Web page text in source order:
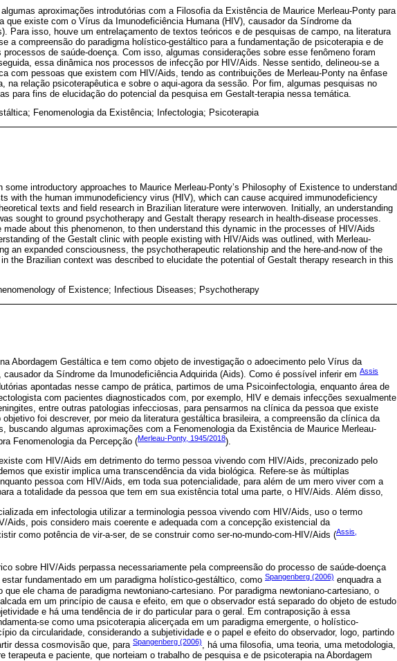
aproximações introdutórias com a Filosofia da Existência de Maurice Merleau-Ponty para
que existe com o Vírus da Imunodeficiência Humana (HIV), causador da Síndrome da
Para isso, houve um entrelaçamento de textos teóricos e de pesquisas de campo, na literatura
a compreensão do paradigma holístico-gestáltico para a fundamentação de psicoterapia e de
de saúde-doença. Com isso, algumas considerações sobre esse fenômeno foram
essa dinâmica nos processos de infecção por HIV/Aids. Nesse sentido, delineou-se a
com pessoas que existem com HIV/Aids, tendo as contribuições de Merleau-Ponty na ênfase
na relação psicoterapêutica e sobre o aqui-agora da sessão. Por fim, algumas pesquisas no
para fins de elucidação do potencial da pesquisa em Gestalt-terapia nessa temática.
Fenomenologia da Existência; Infectologia; Psicoterapia
introductory approaches to Maurice Merleau-Ponty’s Philosophy of Existence to understand
with the human immunodeficiency virus (HIV), which can cause acquired immunodeficiency
texts and field research in Brazilian literature were interwoven. Initially, an understanding
sought to ground psychotherapy and Gestalt therapy research in health-disease processes.
about this phenomenon, to then understand this dynamic in the processes of HIV/Aids
of the Gestalt clinic with people existing with HIV/Aids was outlined, with Merleau-
an expanded consciousness, the psychotherapeutic relationship and the here-and-now of the
the Brazilian context was described to elucidate the potential of Gestalt therapy research in this
of Existence; Infectious Diseases; Psychotherapy
Abordagem Gestáltica e tem como objeto de investigação o adoecimento pelo Vírus da
causador da Síndrome da Imunodeficiência Adquirida (Aids). Como é possível inferir em Assis
apontadas nesse campo de prática, partimos de uma Psicoinfectologia, enquanto área de
com pacientes diagnosticados com, por exemplo, HIV e demais infecções sexualmente
entre outras patologias infecciosas, para pensarmos na clínica da pessoa que existe
foi descrever, por meio da literatura gestáltica brasileira, a compreensão da clínica da
buscando algumas aproximações com a Fenomenologia da Existência de Maurice Merleau-
Fenomenologia da Percepção (Merleau-Ponty, 1945/2018).
com HIV/Aids em detrimento do termo pessoa vivendo com HIV/Aids, preconizado pelo
que existir implica uma transcendência da vida biológica. Refere-se às múltiplas
pessoa com HIV/Aids, em toda sua potencialidade, para além de um mero viver com a
a totalidade da pessoa que tem em sua existência total uma parte, o HIV/Aids. Além disso,
em infectologia utilizar a terminologia pessoa vivendo com HIV/Aids, uso o termo
Aids, pois considero mais coerente e adequada com a concepção existencial da
como potência de vir-a-ser, de se construir como ser-no-mundo-com-HIV/Aids (Assis,
sobre HIV/Aids perpassa necessariamente pela compreensão do processo de saúde-doença
fundamentado em um paradigma holístico-gestáltico, como Spangenberg (2006) enquadra a
ele chama de paradigma newtoniano-cartesiano. Por paradigma newtoniano-cartesiano, o
em um princípio de causa e efeito, em que o observador está separado do objeto de estudo
e há uma tendência de ir do particular para o geral. Em contraposição à essa
se como uma psicoterapia alicerçada em um paradigma emergente, o holístico-
da circularidade, considerando a subjetividade e o papel e efeito do observador, logo, partindo
dessa cosmovisão que, para Spangenberg (2006)
, há uma filosofia, uma teoria, uma metodologia,
terapeuta e paciente, que norteiam o trabalho de pesquisa e de psicoterapia na Abordagem